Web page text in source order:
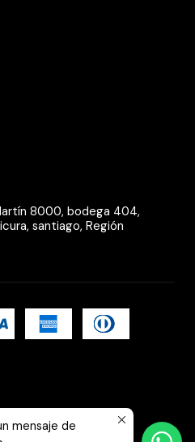
8000, bodega 404,
santiago, Región
Desarrollado por
mensaje de